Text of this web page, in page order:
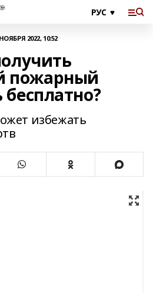
2022, 10:52
пожарный
избежать